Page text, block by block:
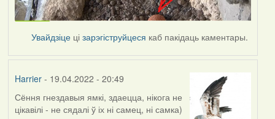
Увайдзіце цізарэгіструйцеся каб пакідаць каментары.
Harrier- 19.04.2022 - 20:49
Сёння гнездавыя ямкі, здаецца, нікога не
цікавілі - не сядалі ў іх ні самец, ні самка)